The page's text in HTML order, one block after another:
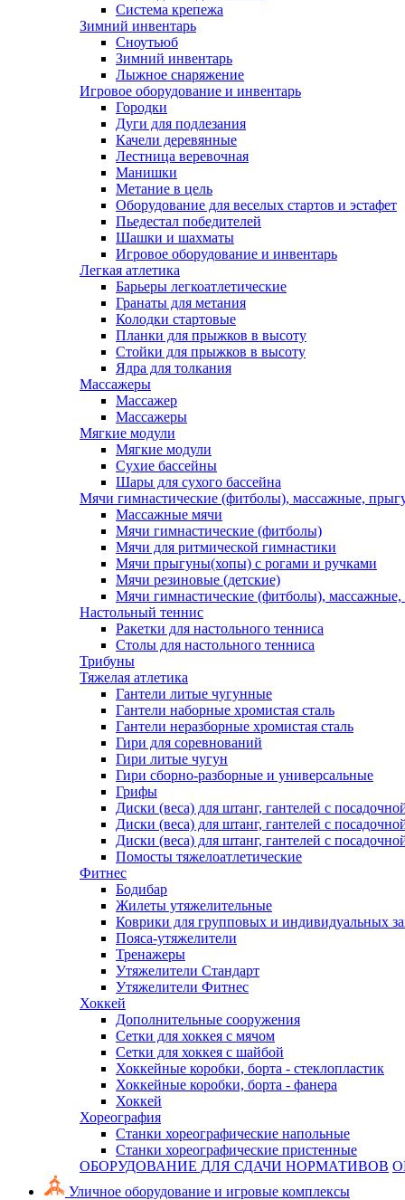
Система крепежа
Зимний инвентарь
Сноутьюб
Зимний инвентарь
Лыжное снаряжение
Игровое оборудование и инвентарь
Городки
Дуги для подлезания
Качели деревянные
Лестница веревочная
Манишки
Метание в цель
Оборудование для веселых стартов и эстафет
Пьедестал победителей
Шашки и шахматы
Игровое оборудование и инвентарь
Легкая атлетика
Барьеры легкоатлетические
Гранаты для метания
Колодки стартовые
Планки для прыжков в высоту
Стойки для прыжков в высоту
Ядра для толкания
Массажеры
Массажер
Массажеры
Мягкие модули
Мягкие модули
Сухие бассейны
Шары для сухого бассейна
Мячи гимнастические (фитболы), массажные,
Массажные мячи
Мячи гимнастические (фитболы)
Мячи для ритмической гимнастики
Мячи прыгуны(хопы) с рогами и ручками
Мячи резиновые (детские)
Мячи гимнастические (фитболы),
Настольный теннис
Ракетки для настольного тенниса
Столы для настольного тенниса
Трибуны
Тяжелая атлетика
Гантели литые чугунные
Гантели наборные хромистая сталь
Гантели неразборные хромистая сталь
Гири для соревнований
Гири литые чугун
Гири сборно-разборные и универсальные
Грифы
Диски (веса) для штанг, гантелей с
Диски (веса) для штанг, гантелей с
Диски (веса) для штанг, гантелей с
Помосты тяжелоатлетические
Фитнес
Бодибар
Жилеты утяжелительные
Коврики для групповых и индивидуальных
Пояса-утяжелители
Тренажеры
Утяжелители Стандарт
Утяжелители Фитнес
Хоккей
Дополнительные сооружения
Сетки для хоккея с мячом
Сетки для хоккея с шайбой
Хоккейные коробки, борта - стеклопластик
Хоккейные коробки, борта - фанера
Хоккей
Хореография
Станки хореографические напольные
Станки хореографические пристенные
ОБОРУДОВАНИЕ ДЛЯ СДАЧИ НОРМАТИВОВ
Уличное оборудование и игровые комплексы